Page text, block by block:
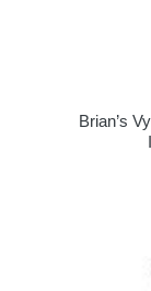
Brian’s